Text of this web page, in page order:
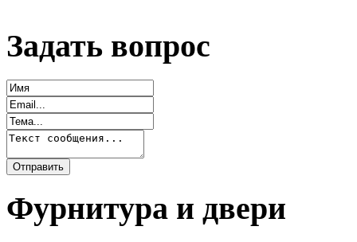
Задать вопрос
Фурнитура и двери